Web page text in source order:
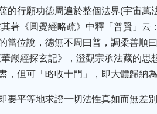
的行願功德周遍於整個法界(宇宙萬
著《圓覺經略疏》中釋「普賢」云
當位說，德無不周曰普，調柔善順
嚴經探玄記》，澄觀宗承法藏的思
但可「略收十門」，即大體歸納為
平等地求證一切法性真如而無差別